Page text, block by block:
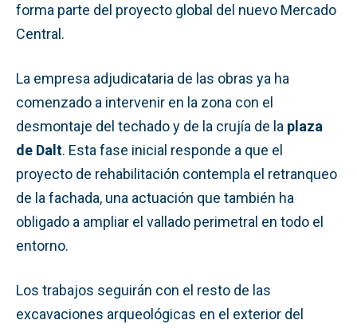
forma parte del proyecto global del nuevo Mercado
Central.
La empresa adjudicataria de las obras ya ha
comenzado a intervenir en la zona con el
desmontaje del techado y de la crujía de la plaza
de Dalt. Esta fase inicial responde a que el
proyecto de rehabilitación contempla el retranqueo
de la fachada, una actuación que también ha
obligado a ampliar el vallado perimetral en todo el
entorno.
Los trabajos seguirán con el resto de las
excavaciones arqueológicas en el exterior del